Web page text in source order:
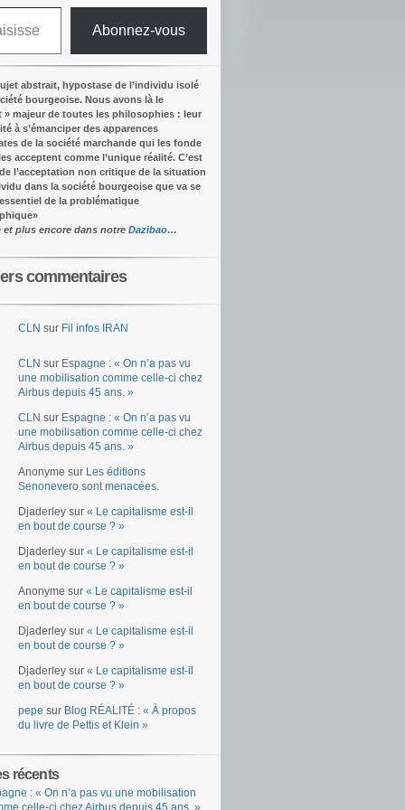
Abonnez-vous
abstrait, hypostase de l’individu isolé
bourgeoise. Nous avons là le
» majeur de toutes les philosophies : leur
à s’émanciper des apparences
de la société marchande qui les fonde
acceptent comme l’unique réalité. C’est
l’acceptation non critique de la situation
dans la société bourgeoise que va se
de la problématique
»
et plus encore dans notre Dazibao…
commentaires
CLN sur Fil infos IRAN
CLN sur Espagne : « On n’a pas vu
une mobilisation comme celle-ci chez
Airbus depuis 45 ans. »
CLN sur Espagne : « On n’a pas vu
une mobilisation comme celle-ci chez
Airbus depuis 45 ans. »
Anonyme sur Les éditions
Senonevero sont menacées.
Djaderley sur « Le capitalisme est-il
en bout de course ? »
Djaderley sur « Le capitalisme est-il
en bout de course ? »
Anonyme sur « Le capitalisme est-il
en bout de course ? »
Djaderley sur « Le capitalisme est-il
en bout de course ? »
Djaderley sur « Le capitalisme est-il
en bout de course ? »
pepe sur Blog RÉALITÉ : « À propos
du livre de Pettis et Klein »
récents
: « On n’a pas vu une mobilisation
celle-ci chez Airbus depuis 45 ans. »